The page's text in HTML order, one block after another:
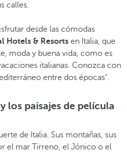
calles.
desde las cómodas
Hotels & Resorts en Italia, que
moda y buena vida, como es
italianas. Conozca con
entre dos épocas".
los paisajes de película
de Italia. Sus montañas, sus
el mar Tirreno, el Jónico o el